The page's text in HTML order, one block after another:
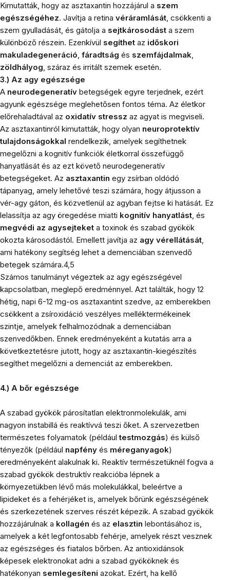
Kimutatták, hogy az asztaxantin hozzájárul a szem
egészségéhez. Javítja a retina véráramlását, csökkenti a
szem gyulladását, és gátolja a sejtkárosodást a szem
különböző részein. Ezenkívül segíthet az időskori
makuladegeneráció, fáradtság és szemfájdalmak,
zöldhályog, száraz és irritált szemek esetén.
3.) Az agy egészsége
A neurodegeneratív betegségek egyre terjednek, ezért
agyunk egészsége meglehetősen fontos téma. Az életkor
előrehaladtával az oxidatív stressz az agyat is megviseli.
Az asztaxantinról kimutatták, hogy olyan neuroprotektív
tulajdonságokkal rendelkezik, amelyek segíthetnek
megelőzni a kognitív funkciók életkorral összefüggő
hanyatlását és az ezt követő neurodegeneratív
betegségeket. Az asztaxantin egy zsírban oldódó
tápanyag, amely lehetővé teszi számára, hogy átjusson a
vér-agy gáton, és közvetlenül az agyban fejtse ki hatását. Ez
lelassítja az agy öregedése miatti kognitív hanyatlást, és
megvédi az agysejteket a toxinok és szabad gyökök
okozta károsodástól. Emellett javítja az agy vérellátását,
ami hatékony segítség lehet a demenciában szenvedő
betegek számára.4,5
Számos tanulmányt végeztek az agy egészségével
kapcsolatban, meglepő eredménnyel. Azt találták, hogy 12
hétig, napi 6-12 mg-os asztaxantint szedve, az emberekben
csökkent a zsíroxidáció veszélyes melléktermékeinek
szintje, amelyek felhalmozódnak a demenciában
szenvedőkben. Ennek eredményeként a kutatás arra a
következtetésre jutott, hogy az asztaxantin-kiegészítés
segíthet megelőzni a demenciát az emberekben.
4.) A bőr egészsége
A szabad gyökök párosítatlan elektronmolekulák, ami
nagyon instabillá és reaktívvá teszi őket. A szervezetben
természetes folyamatok (példáultestmozgás) és külső
tényezők (például napfény és méreganyagok)
eredményeként alakulnak ki. Reaktív természetüknél fogva a
szabad gyökök destruktív reakcióba lépnek a
környezetükben lévő más molekulákkal, beleértve a
lipideket és a fehérjéket is, amelyek bőrünk egészségének
és szerkezetének szerves részét képezik. A szabad gyökök
hozzájárulnak a kollagén és az elasztin lebontásához is,
amelyek a két legfontosabb fehérje, amelyek részt vesznek
az egészséges és fiatalos bőrben. Az antioxidánsok
képesek elektronokat adni a szabad gyököknek és
hatékonyan semlegesíteni azokat. Ezért, ha kellő